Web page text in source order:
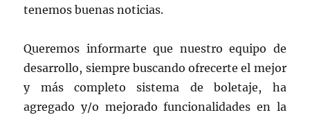
tenemos buenas noticias.
Queremos informarte que nuestro equipo de
desarrollo, siempre buscando ofrecerte el mejor
y más completo sistema de boletaje, ha
agregado y/o mejorado funcionalidades en la